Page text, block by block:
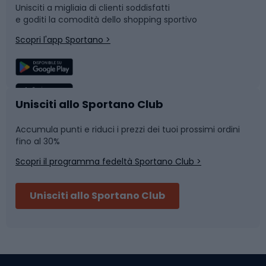
Corsa
Sport di squadra
Caschi da ciclismo
Skitouring
Abbigliamento da escursionismo
Snowboard
Camminata nordica
Nuoto
Pattinaggio
Componenti per biciclette
Unisciti a migliaia di clienti soddisfatti
e goditi la comodità dello shopping sportivo
Scopri l'app Sportano >
Unisciti allo Sportano Club
Accumula punti e riduci i prezzi dei tuoi prossimi ordini
fino al 30%
Scopri il programma fedeltà Sportano Club >
Unisciti allo Sportano Club